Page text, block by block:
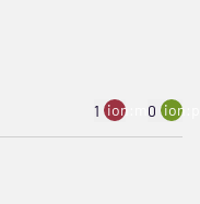
1 ion:minus
0